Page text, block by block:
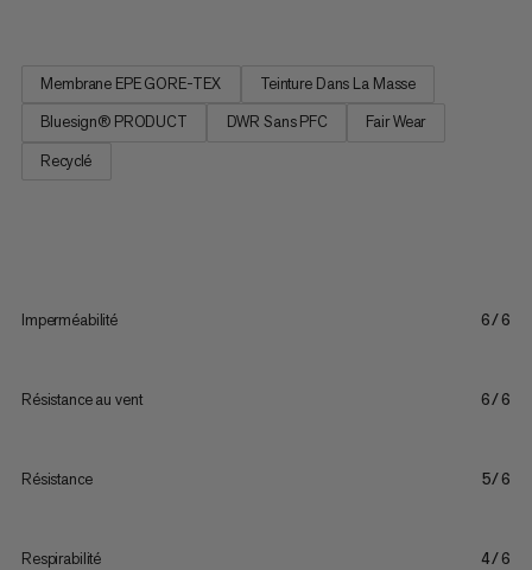
Membrane EPE GORE-TEX
Teinture Dans La Masse
Bluesign® PRODUCT
DWR Sans PFC
Fair Wear
Recyclé
Imperméabilité 6/6
Résistance au vent 6/6
Résistance 5/6
Respirabilité 4/6